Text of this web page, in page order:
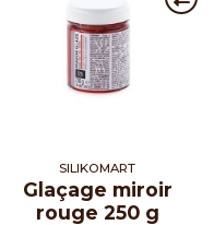
SILIKOMART
Glaçage miroir
rouge 250 g